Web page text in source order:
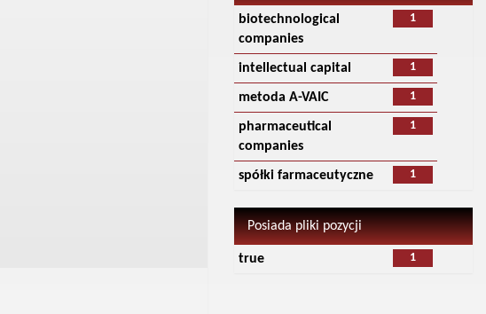
1
biotechnological
companies
1
intellectual capital
1
metoda A-VAIC
1
pharmaceutical
companies
1
spółki farmaceutyczne
Posiada pliki pozycji
1
true